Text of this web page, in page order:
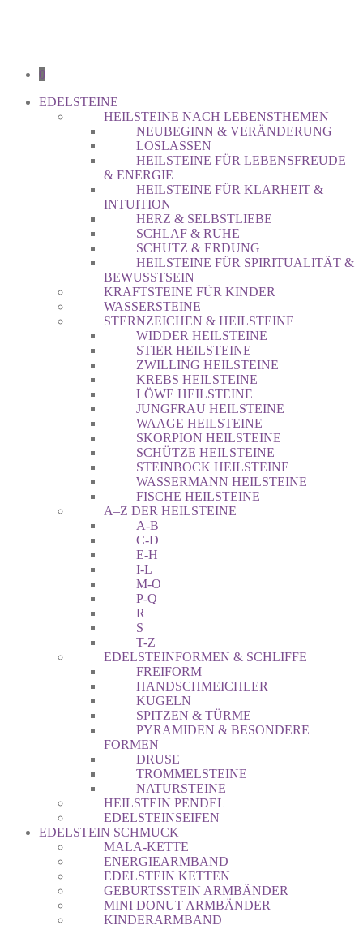
0
EDELSTEINE
HEILSTEINE NACH LEBENSTHEMEN
NEUBEGINN & VERÄNDERUNG
LOSLASSEN
HEILSTEINE FÜR LEBENSFREUDE
& ENERGIE
HEILSTEINE FÜR KLARHEIT &
INTUITION
HERZ & SELBSTLIEBE
SCHLAF & RUHE
SCHUTZ & ERDUNG
HEILSTEINE FÜR SPIRITUALITÄT &
BEWUSSTSEIN
KRAFTSTEINE FÜR KINDER
WASSERSTEINE
STERNZEICHEN & HEILSTEINE
WIDDER HEILSTEINE
STIER HEILSTEINE
ZWILLING HEILSTEINE
KREBS HEILSTEINE
LÖWE HEILSTEINE
JUNGFRAU HEILSTEINE
WAAGE HEILSTEINE
SKORPION HEILSTEINE
SCHÜTZE HEILSTEINE
STEINBOCK HEILSTEINE
WASSERMANN HEILSTEINE
FISCHE HEILSTEINE
A–Z DER HEILSTEINE
A-B
C-D
E-H
I-L
M-O
P-Q
R
S
T-Z
EDELSTEINFORMEN & SCHLIFFE
FREIFORM
HANDSCHMEICHLER
KUGELN
SPITZEN & TÜRME
PYRAMIDEN & BESONDERE
FORMEN
DRUSE
TROMMELSTEINE
NATURSTEINE
HEILSTEIN PENDEL
EDELSTEINSEIFEN
EDELSTEIN SCHMUCK
MALA-KETTE
ENERGIEARMBAND
EDELSTEIN KETTEN
GEBURTSSTEIN ARMBÄNDER
MINI DONUT ARMBÄNDER
KINDERARMBAND